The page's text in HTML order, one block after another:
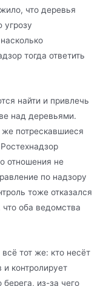
что деревья
угрозу
тогда ответить
найти и привлечь
над деревьями.
же потрескавшиеся
отношения не
по надзору
тоже отказался
оба ведомства
тот же: кто несёт
и контролирует
из-за чего